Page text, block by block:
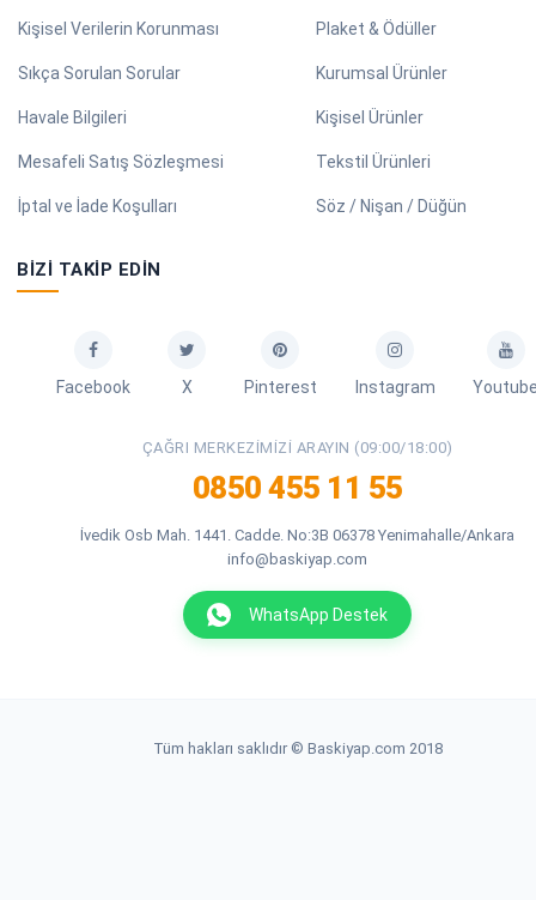
Kişisel Verilerin Korunması
Sıkça Sorulan Sorular
Havale Bilgileri
Mesafeli Satış Sözleşmesi
İptal ve İade Koşulları
Plaket & Ödüller
Kurumsal Ürünler
Kişisel Ürünler
Tekstil Ürünleri
Söz / Nişan / Düğün
BIZI TAKIP EDIN
Facebook X Pinterest Instagram
ÇAĞRI MERKEZIMIZI ARAYIN (09:00/18:00)
0850 455 11 55
İvedik Osb Mah. 1441. Cadde. No:3B 06378 Yenimahalle/Ankara
info@baskiyap.com
WhatsApp Destek
Tüm hakları saklıdır © Baskiyap.com 2018